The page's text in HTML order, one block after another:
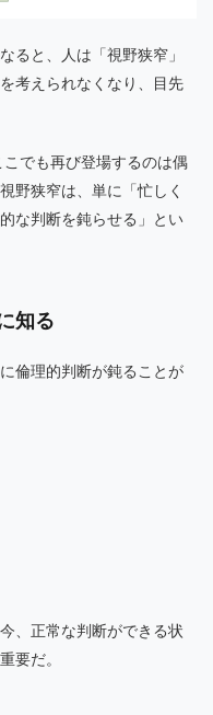
ると、人は「視野狭窄」
考えられなくなり、目先
でも再び登場するのは偶
野狭窄は、単に「忙しく
な判断を鈍らせる」とい
知る
倫理的判断が鈍ることが
、正常な判断ができる状
要だ。